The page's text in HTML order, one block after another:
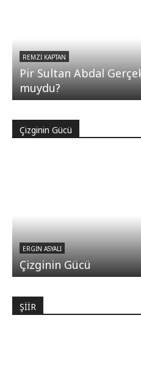
REMZI KAPTAN
Pir Sultan Abdal
muydu?
Çizginin Gücü
ERGIN ASYALI
Çizginin Gücü
ŞİİR